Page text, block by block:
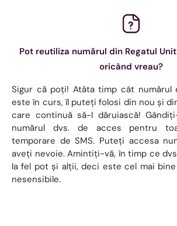
Pot reutiliza numărul din Regatul Unit
oricând vreau?
Sigur că poți! Atâta timp cât numărul
este în curs, îl puteți folosi din nou și
care continuă să-l dăruiască!
numărul dvs. de acces pentru
temporare de SMS. Puteți accesa
aveți nevoie. Amintiți-vă, în timp ce
la fel pot și alții, deci este cel mai
nesensibile.